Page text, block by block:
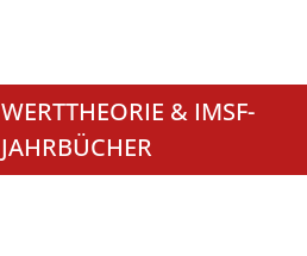
WERTTHEORIE & IMSF-
JAHRBÜCHER